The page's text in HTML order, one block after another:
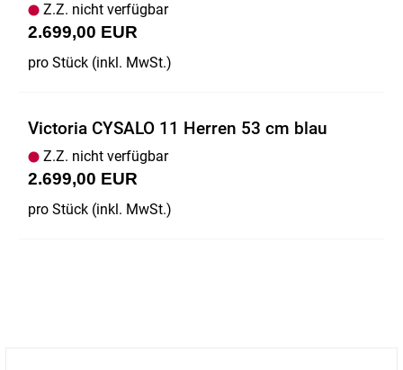
Z.Z. nicht verfügbar
2.699,00 EUR
pro Stück (inkl. MwSt.)
Victoria CYSALO 11 Herren 53 cm blau
Z.Z. nicht verfügbar
2.699,00 EUR
pro Stück (inkl. MwSt.)